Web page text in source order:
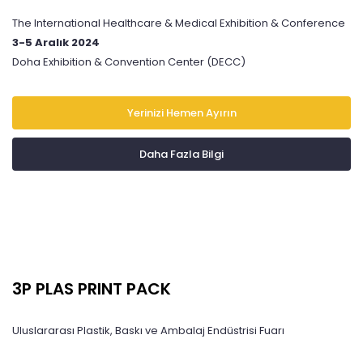
The International Healthcare & Medical Exhibition & Conference
3-5 Aralık 2024
Doha Exhibition & Convention Center (DECC)
Yerinizi Hemen Ayırın
Daha Fazla Bilgi
3P PLAS PRINT PACK
Uluslararası Plastik, Baskı ve Ambalaj Endüstrisi Fuarı